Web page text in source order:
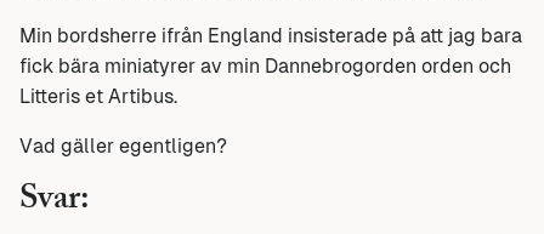
Min bordsherre ifrån England insisterade på att jag bara
fick bära miniatyrer av min Dannebrogorden orden och
Litteris et Artibus.
Vad gäller egentligen?
Svar: